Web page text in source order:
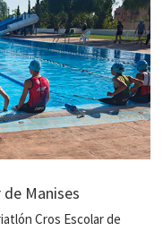
Manises
Cros Escolar de